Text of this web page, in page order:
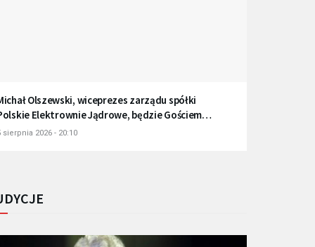
Olszewski, wiceprezes zarządu spółki
Elektrownie Jądrowe, będzie Gościem
Gdańsk
sierpnia 2026 - 20:10